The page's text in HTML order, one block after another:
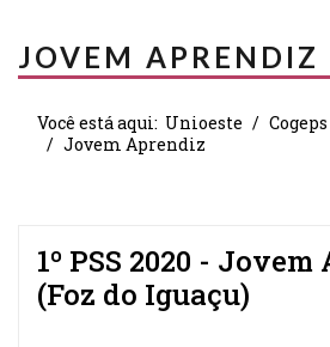
JOVEM APRENDIZ
Você está aqui: Unioeste Cogeps
Jovem Aprendiz
1º PSS 2020 -
(Foz do Iguaçu)